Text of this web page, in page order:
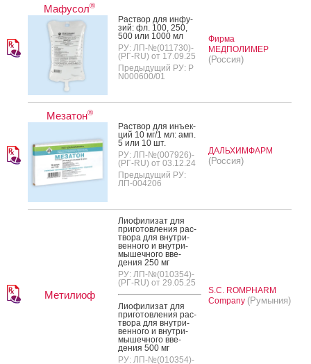
Мафусол®
Рас­твор для ин­фу­
зий: фл. 100, 250,
500 или 1000 мл
РУ: ЛП-№(011730)-
(РГ-RU) от 17.09.25
Предыдущий РУ: Р
N000600/01
Фирма
МЕДПОЛИМЕР
(Россия)
Мезатон®
Рас­твор для инъ­ек­
ций 10 мг/1 мл: амп.
5 или 10 шт.
РУ: ЛП-№(007926)-
(РГ-RU) от 03.12.24
Предыдущий РУ:
ЛП-004206
ДАЛЬХИМФАРМ
(Россия)
Метилиоф
Ли­офи­лизат для
при­готов­ле­ния рас­
тво­ра для внут­ри­
вен­но­го и внут­ри­
мышеч­но­го вве­
дения 250 мг
РУ: ЛП-№(010354)-
(РГ-RU) от 29.05.25
Ли­офи­лизат для
при­готов­ле­ния рас­
тво­ра для внут­ри­
вен­но­го и внут­ри­
мышеч­но­го вве­
дения 500 мг
РУ: ЛП-№(010354)-
S.C. ROMPHARM
Company (Румыния)